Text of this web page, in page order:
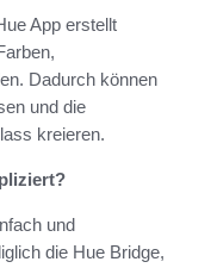
App erstellt
Dadurch können
und die
kreieren.
und
die Hue Bridge,